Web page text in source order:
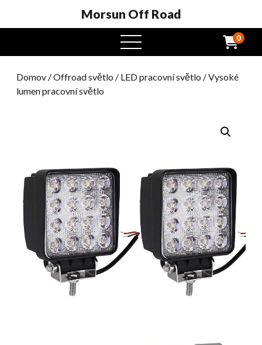
Morsun Off Road
Otevřená
nabídka
0
Domov /Offroad světlo / LED pracovní světlo / Vysoké
lumen pracovní světlo